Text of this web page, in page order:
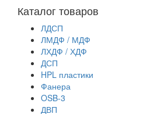
Каталог товаров
ЛДСП
ЛМДФ / МДФ
ЛХДФ / ХДФ
ДСП
HPL пластики
Фанера
OSB-3
ДВП